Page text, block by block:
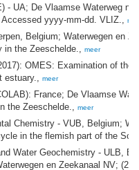
- UA; De Vlaamse Waterweg
yyyy-mm-dd. VLIZ.,
Belgium; Waterwegen en
in the Zeeschelde.,
meer
OMES: Examination of the
estuary.,
meer
France; De Vlaamse
the Zeeschelde.,
meer
Chemistry - VUB, Belgium;
in the flemish part of the
Water Geochemistry - ULB,
en Zeekanaal NV;